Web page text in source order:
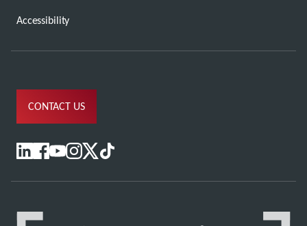
Accessibility
CONTACT US